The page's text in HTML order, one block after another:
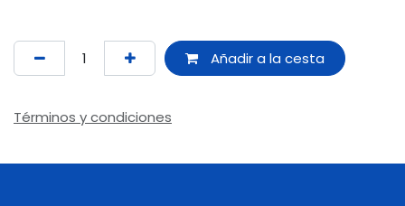
Añadir a la cesta
Términos y condiciones